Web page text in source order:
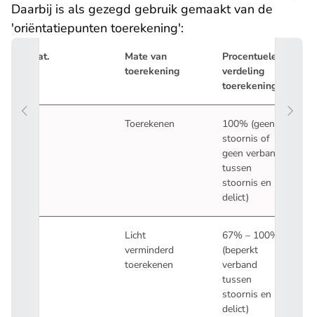
Daarbij is als gezegd gebruik gemaakt van de
'oriëntatiepunten toerekening':
Cat.
Mate van
toerekening
Procentuele
verdeling
toerekening
Toerekenen
100% (geen
stoornis of
geen verband
tussen
stoornis en
delict)
Licht
verminderd
toerekenen
67% – 100%
(beperkt
verband
tussen
stoornis en
delict)